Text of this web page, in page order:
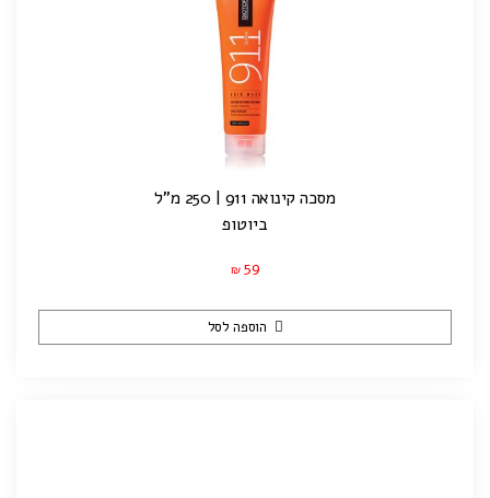
מסכה קינואה 911 | 250 מ"ל
ביוטופ
₪ 59
הוספה לסל